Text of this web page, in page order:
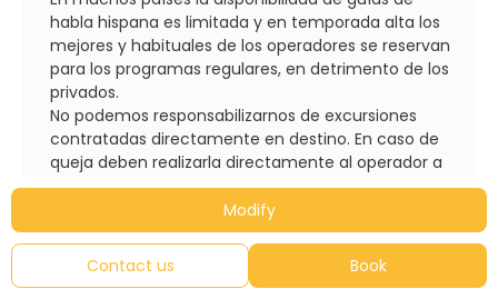
Modify
Contact us Book
habla hispana es limitada y en temporada alta los
mejores y habituales de los operadores se reservan
para los programas regulares, en detrimento de los
privados.
No podemos responsabilizarnos de excursiones
contratadas directamente en destino. En caso de
queja deben realizarla directamente al operador a
quien se contraten.
SOBRE ALOJAMIENTOS Y HABITACIONES:
Una vez realizada la reserva, si el hotel de programa
no tuviera disponibilidad se ofrecerá otro de
características similares. Los operadores pueden